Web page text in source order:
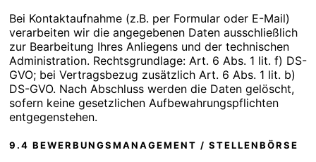
Bei Kontaktaufnahme (z.B. per Formular oder E-Mail)
verarbeiten wir die angegebenen Daten ausschließlich
zur Bearbeitung Ihres Anliegens und der technischen
Administration. Rechtsgrundlage: Art. 6 Abs. 1 lit. f) DS-
GVO; bei Vertragsbezug zusätzlich Art. 6 Abs. 1 lit. b)
DS-GVO. Nach Abschluss werden die Daten gelöscht,
sofern keine gesetzlichen Aufbewahrungspflichten
entgegenstehen.
9.4 BEWERBUNGSMANAGEMENT / STELLENBÖRSE